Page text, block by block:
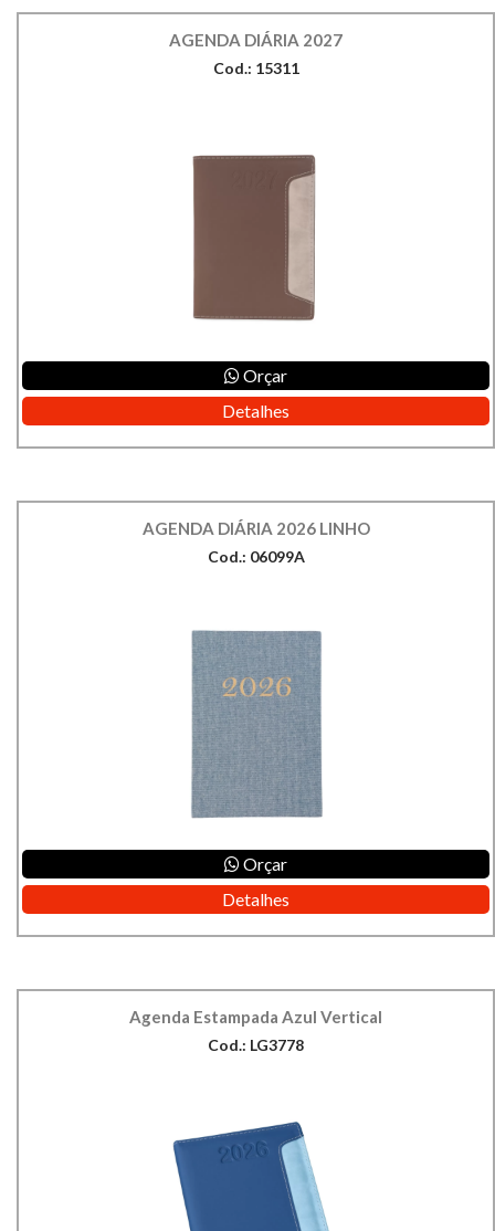
AGENDA DIÁRIA 2027
Cod.: 15311
Orçar
Detalhes
AGENDA DIÁRIA 2026 LINHO
Cod.: 06099A
Orçar
Detalhes
Agenda Estampada Azul Vertical
Cod.: LG3778